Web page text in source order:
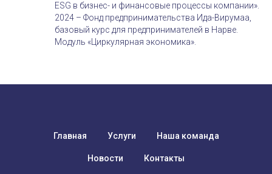
ESG в бизнес- и финансовые процессы компании».
2024 – Фонд предпринимательства Ида-Вирумаа,
базовый курс для предпринимателей в Нарве.
Модуль «Циркулярная экономика».
Главная Услуги Наша команда
Новости Контакты